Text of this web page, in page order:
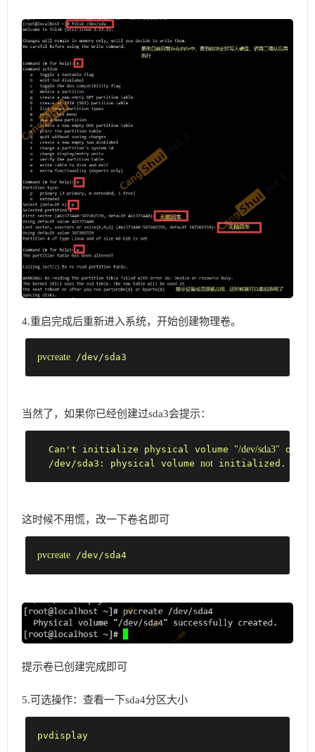
4.重启完成后重新进入系统，开始创建物理卷。
pvcreate /dev/sda3
当然了，如果你已经创建过sda3会提示：
  Can't initialize physical volume
"/dev/sda3" of
  /dev/sda3: physical volume
not initialized.
这时候不用慌，改一下卷名即可
pvcreate /dev/sda4
提示卷已创建完成即可
5.可选操作：查看一下sda4分区大小
pvdisplay